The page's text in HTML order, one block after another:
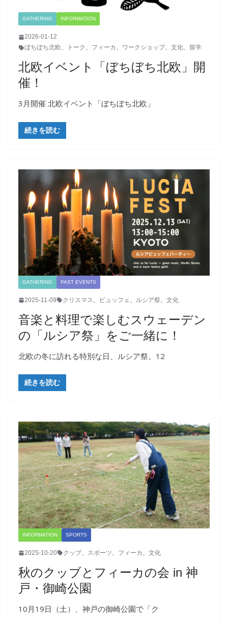
GATHERING INFORMATION
2026-01-12
ぼちぼち北欧、 トーク 、 フィーカ 、 ワークショップ、 文化、 留学
北欧イベント「ぼちぼち北欧」開
催！
3月開催 北欧イベント「ぼちぼち北欧」
続きを読む
GATHERING PAST EVENTS
2025-11-09 クリスマス、 ビュッフェ、 ルシア祭、 文化
音楽と料理で楽しむスウェーデン
の「ルシア祭」をご一緒に！
北欧の冬に訪れる特別な日、ルシア祭。12
続きを読む
INFORMATION SPORTS
2025-10-20 クッブ スポーツ フィーカ 文化
秋のクッブとフィーカの会 in 神
戸・御崎公園
10月19日（土）、神戸の御崎公園で「ク